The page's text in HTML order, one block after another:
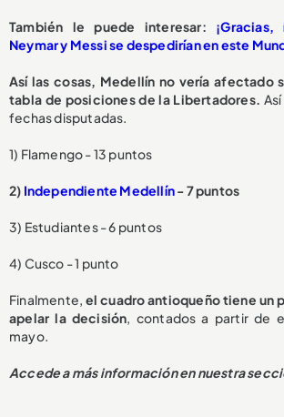
También le puede interesar:
Neymar y Messi se despedirían en este
Así las cosas, Medellín no vería afectado
tabla de posiciones de la Libertadores.
fechas disputadas.
1) Flamengo - 13 puntos
2) Independiente Medellín- 7 puntos
3) Estudiantes - 6 puntos
4) Cusco - 1 punto
Finalmente, el cuadro antioqueño tiene un
apelar la decisión, contados a partir de
mayo.
Accede a más información en nuestra